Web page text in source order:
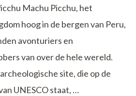
Machu Picchu, het
hoog in de bergen van Peru,
avonturiers en
van over de hele wereld.
site, die op de
UNESCO staat, …